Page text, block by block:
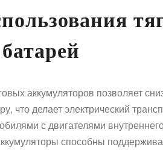
аккумуляторов позволяет
что делает электрический
с двигателями
способны